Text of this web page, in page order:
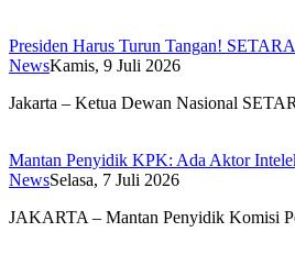
Presiden Harus Turun Tangan!
NewsKamis, 9 Juli 2026
Jakarta – Ketua Dewan Nasional
Mantan Penyidik KPK: Ada Aktor
NewsSelasa, 7 Juli 2026
JAKARTA – Mantan Penyidik Komisi